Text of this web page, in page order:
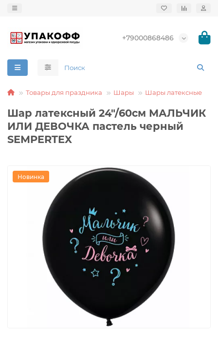
+79000868486
Товары для праздника Шары Шары латексные
Шар латексный 24"/60см МАЛЬЧИК
ИЛИ ДЕВОЧКА пастель черный
SEMPERTEX
Новинка